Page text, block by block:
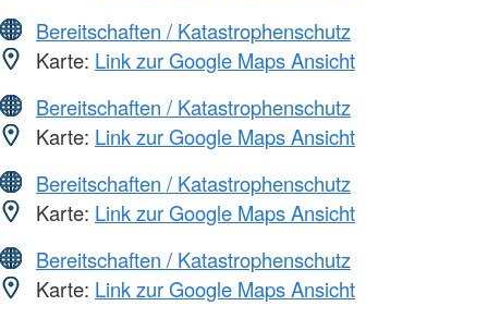
Bereitschaften / Katastrophenschutz
Karte: Link zur Google Maps Ansicht
Bereitschaften / Katastrophenschutz
Karte: Link zur Google Maps Ansicht
Bereitschaften / Katastrophenschutz
Karte: Link zur Google Maps Ansicht
Bereitschaften / Katastrophenschutz
Karte: Link zur Google Maps Ansicht